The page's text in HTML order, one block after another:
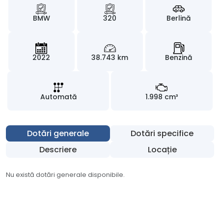
BMW 320 Berlină
2022 38.743 km Benzină
Automată 1.998 cm³
Dotări generale
Dotări specifice
Descriere
Locație
Nu există dotări generale disponibile.